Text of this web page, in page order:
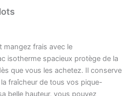
mangez frais avec le
isotherme spacieux protège de la
que vous les achetez. Il conserve
fraîcheur de tous vos pique-
belle hauteur, vous pouvez